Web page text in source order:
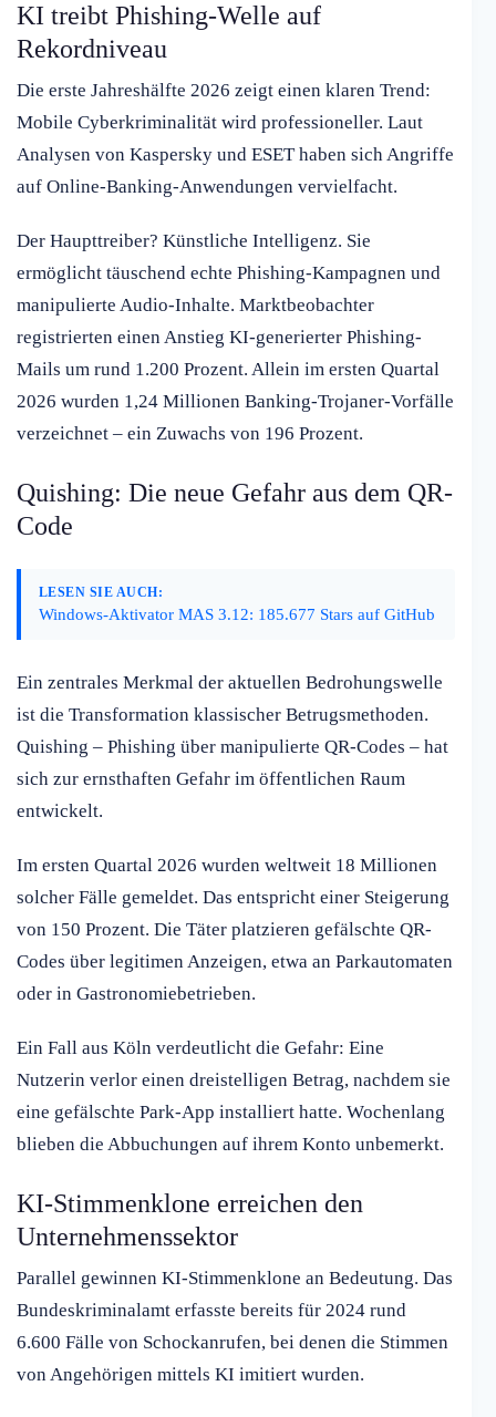
KI treibt Phishing-Welle auf
Rekordniveau
Die erste Jahreshälfte 2026 zeigt einen klaren Trend:
Mobile Cyberkriminalität wird professioneller. Laut
Analysen von Kaspersky und ESET haben sich Angriffe
auf Online-Banking-Anwendungen vervielfacht.
Der Haupttreiber? Künstliche Intelligenz. Sie
ermöglicht täuschend echte Phishing-Kampagnen und
manipulierte Audio-Inhalte. Marktbeobachter
registrierten einen Anstieg KI-generierter Phishing-
Mails um rund 1.200 Prozent. Allein im ersten Quartal
2026 wurden 1,24 Millionen Banking-Trojaner-Vorfälle
verzeichnet – ein Zuwachs von 196 Prozent.
Quishing: Die neue Gefahr aus dem QR-
Code
LESEN SIE AUCH:
Windows-Aktivator MAS 3.12: 185.677 Stars auf GitHub
Ein zentrales Merkmal der aktuellen Bedrohungswelle
ist die Transformation klassischer Betrugsmethoden.
Quishing – Phishing über manipulierte QR-Codes – hat
sich zur ernsthaften Gefahr im öffentlichen Raum
entwickelt.
Im ersten Quartal 2026 wurden weltweit 18 Millionen
solcher Fälle gemeldet. Das entspricht einer Steigerung
von 150 Prozent. Die Täter platzieren gefälschte QR-
Codes über legitimen Anzeigen, etwa an Parkautomaten
oder in Gastronomiebetrieben.
Ein Fall aus Köln verdeutlicht die Gefahr: Eine
Nutzerin verlor einen dreistelligen Betrag, nachdem sie
eine gefälschte Park-App installiert hatte. Wochenlang
blieben die Abbuchungen auf ihrem Konto unbemerkt.
KI-Stimmenklone erreichen den
Unternehmenssektor
Parallel gewinnen KI-Stimmenklone an Bedeutung. Das
Bundeskriminalamt erfasste bereits für 2024 rund
6.600 Fälle von Schockanrufen, bei denen die Stimmen
von Angehörigen mittels KI imitiert wurden.